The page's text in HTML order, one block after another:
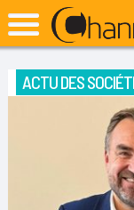
ACTU DES